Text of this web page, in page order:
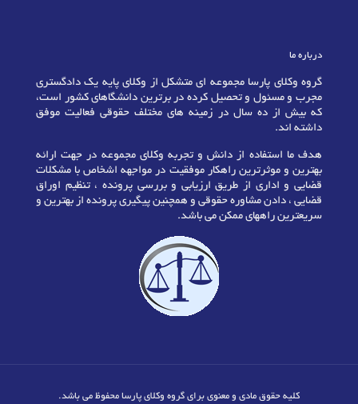
درباره ما
گروه وکلای پارسا مجموعه ای متشکل از وکلای پایه یک دادگستری
مجرب و مسئول و تحصیل کرده در برترین دانشگاهای کشور است،
که بیش از ده سال در زمینه های مختلف حقوقی فعالیت موفق
داشته اند.
هدف ما استفاده از دانش و تجربه وکلای مجموعه در جهت ارائه
بهترین و موثرترین راهکار موفقیت در مواجهه اشخاص با مشکلات
قضایی و اداری از طریق ارزیابی و بررسی پرونده ، تنظیم اوراق
قضایی ، دادن مشاوره حقوقی و همچنین پیگیری پرونده از بهترین و
سریعترین راههای ممکن می باشد.
کلیه حقوق مادی و معنوی برای گروه وکلای پارسا محفوظ می باشد.